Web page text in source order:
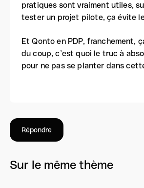
pratiques sont vraiment utiles,
tester un projet pilote, ça évite
Et Qonto en PDP, franchement,
du coup, c’est quoi le truc à
pour ne pas se planter dans
Répondre
Sur le même thème